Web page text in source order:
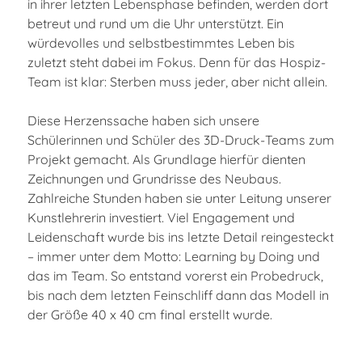
in ihrer letzten Lebensphase befinden, werden dort
betreut und rund um die Uhr unterstützt. Ein
würdevolles und selbstbestimmtes Leben bis
zuletzt steht dabei im Fokus. Denn für das Hospiz-
Team ist klar: Sterben muss jeder, aber nicht allein.
Diese Herzenssache haben sich unsere
Schülerinnen und Schüler des 3D-Druck-Teams zum
Projekt gemacht. Als Grundlage hierfür dienten
Zeichnungen und Grundrisse des Neubaus.
Zahlreiche Stunden haben sie unter Leitung unserer
Kunstlehrerin investiert. Viel Engagement und
Leidenschaft wurde bis ins letzte Detail reingesteckt
– immer unter dem Motto: Learning by Doing und
das im Team. So entstand vorerst ein Probedruck,
bis nach dem letzten Feinschliff dann das Modell in
der Größe 40 x 40 cm final erstellt wurde.